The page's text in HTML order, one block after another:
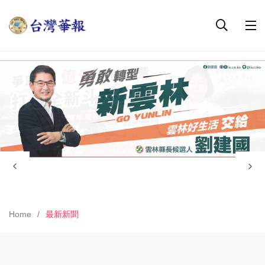
Home 最新新聞